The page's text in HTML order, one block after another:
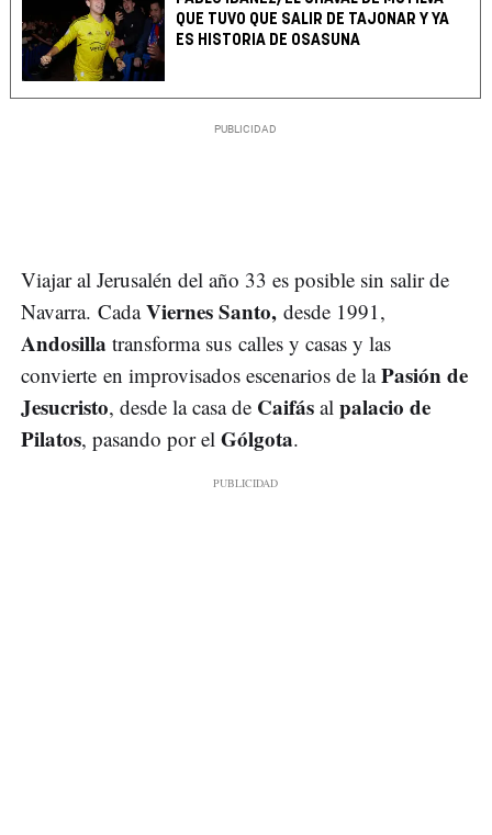
QUE TUVO QUE SALIR DE TAJONAR Y YA
ES HISTORIA DE OSASUNA
Viajar al Jerusalén del año 33 es posible sin salir de
Navarra. CadaViernes Santo, desde 1991,
Andosilla transforma sus calles y casas y las
convierte en improvisados escenarios de laPasión de
Jesucristo, desde la casa de Caifás al palacio de
Pilatos, pasando por el Gólgota.